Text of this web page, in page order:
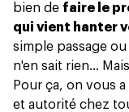
bien de faire le
qui vient hanter
simple passage ou
n'en sait rien...
Pour ça, on vous
et autorité chez